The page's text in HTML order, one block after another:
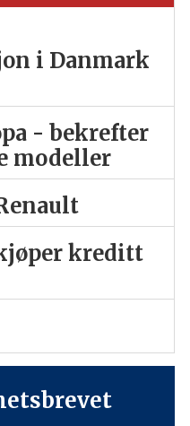
i Danmark
- bekrefter
modeller
kreditt